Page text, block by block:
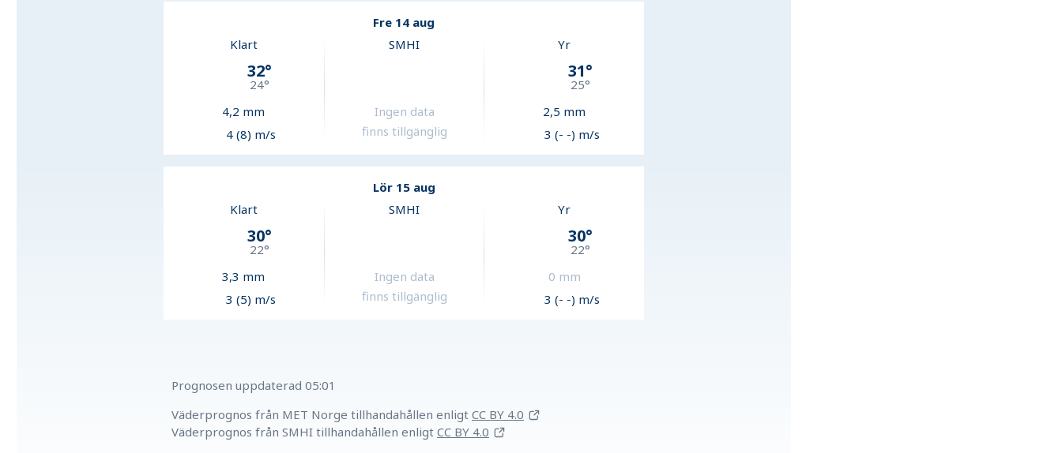
Fre 14 aug
Klart
32°
24°
4,2 mm
4 (8) m/s
SMHI
Ingen data
finns tillgänglig
Yr
31°
25°
2,5 mm
3 (- -) m/s
Lör 15 aug
Klart
30°
22°
3,3 mm
3 (5) m/s
SMHI
Ingen data
finns tillgänglig
Yr
30°
22°
0 mm
3 (- -) m/s
Prognosen uppdaterad 05:01
Väderprognos från MET Norge tillhandahållen enligt CC BY 4.0
Väderprognos från SMHI tillhandahållen enligt CC BY 4.0